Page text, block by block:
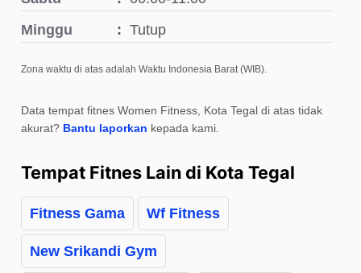
Minggu
Tutup
Zona waktu di atas adalah Waktu Indonesia Barat (WIB).
Data tempat fitnes Women Fitness, Kota Tegal di atas tidak
akurat? Bantu laporkan kepada kami.
Tempat Fitnes Lain di Kota Tegal
Fitness Gama Wf Fitness
New Srikandi Gym